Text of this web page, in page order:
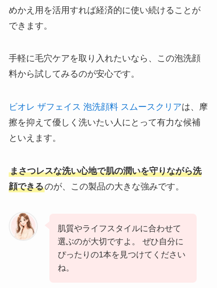
めかえ用を活用すれば経済的に使い続けることが
できます。
手軽に毛穴ケアを取り入れたいなら、この泡洗顔
料から試してみるのが安心です。
ビオレ ザフェイス 泡洗顔料 スムースクリアは、摩
擦を抑えて優しく洗いたい人にとって有力な候補
といえます。
まさつレスな洗い心地で肌の潤いを守りながら洗
顔できるのが、この製品の大きな強みです。
肌質やライフスタイルに合わせて
選ぶのが大切ですよ。 ぜひ自分に
ぴったりの1本を見つけてください
ね。